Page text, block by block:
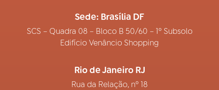
Sede: Brasília DF
SCS – Quadra 08 – Bloco B 50/60 – 1º Subsolo
Edifício Venâncio Shopping
Rio de Janeiro RJ
Rua da Relação, nº 18